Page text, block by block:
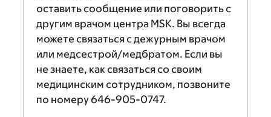
оставить сообщение или поговорить с
другим врачом центра MSK. Вы всегда
можете связаться с дежурным врачом
или медсестрой/медбратом. Если вы
не знаете, как связаться со своим
медицинским сотрудником, позвоните
по номеру646-905-0747.